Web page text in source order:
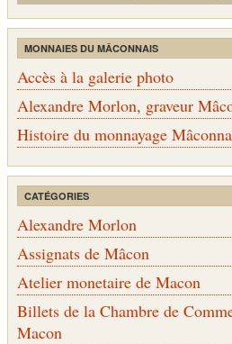
MONNAIES DU MÂCONNAIS
Accès à la galerie photo
Alexandre Morlon, graveur
Histoire du monnayage
CATÉGORIES
Alexandre Morlon
Assignats de Mâcon
Atelier monetaire de Macon
Billets de la Chambre de
Macon